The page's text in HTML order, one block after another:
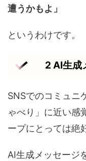
遭うかもよ」
というわけです。
2 AI生成
SNSでのコミュニ
ゃべり」に近い感
ープにとっては絶
AI生成メッセージ